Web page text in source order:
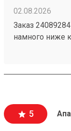
02.08.2026
Заказ
намного ниже
подскажут как
5